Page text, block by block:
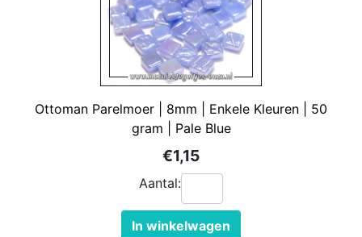
Ottoman Parelmoer | 8mm | Enkele Kleuren | 50
gram | Pale Blue
€1,15
Aantal:
In winkelwagen